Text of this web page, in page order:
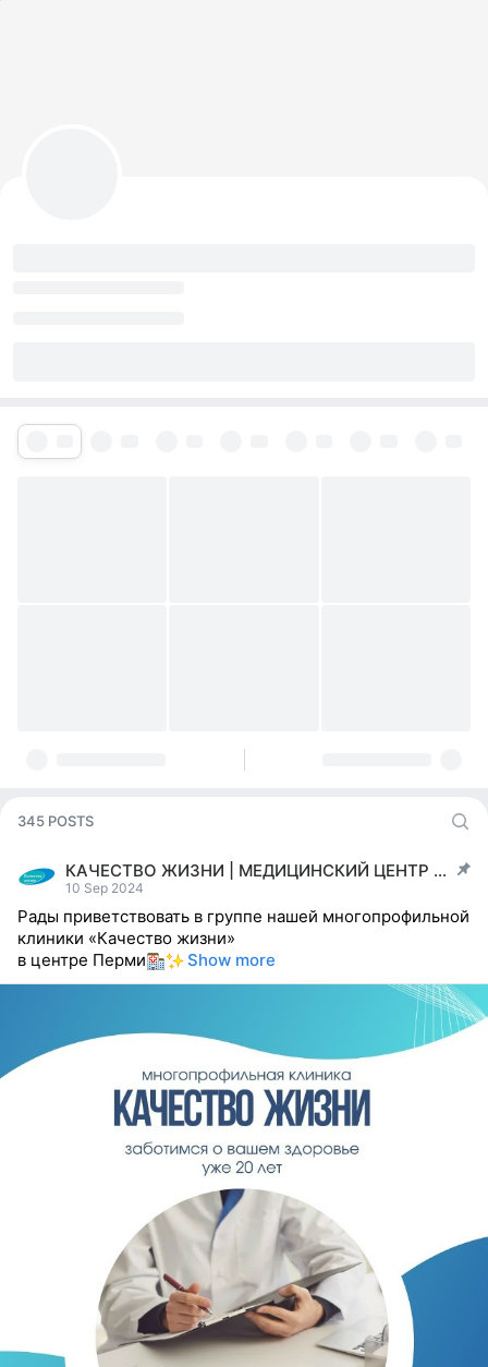
345 POSTS
КАЧЕСТВО ЖИЗНИ | МЕДИЦИНСКИЙ ЦЕНТР | ПЕРМЬ
post pinned
10 Sep 2024
Рады приветствовать в группе нашей многопрофильной
клиники «Качество жизни»
в центре Перми
Show more